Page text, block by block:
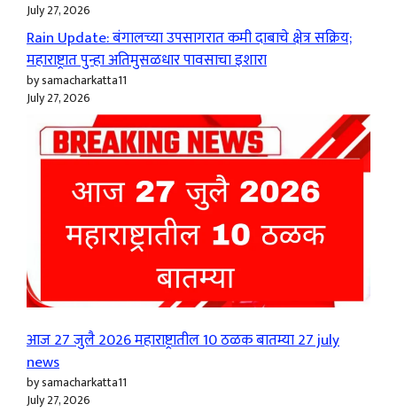
July 27, 2026
Rain Update: बंगालच्या उपसागरात कमी दाबाचे क्षेत्र सक्रिय;
महाराष्ट्रात पुन्हा अतिमुसळधार पावसाचा इशारा
by samacharkatta11
July 27, 2026
आज 27 जुलै 2026 महाराष्ट्रातील 10 ठळक बातम्या 27 july
news
by samacharkatta11
July 27, 2026